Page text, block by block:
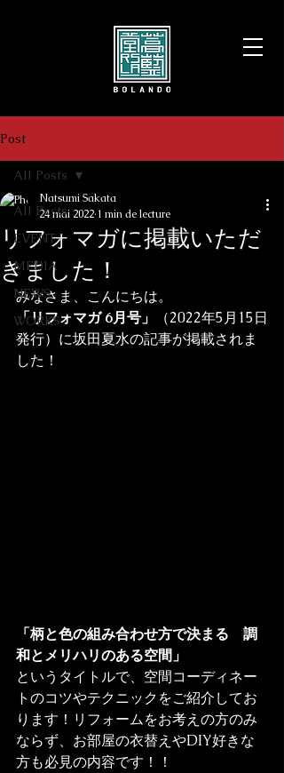
Post
All Posts
EVENT
MEDIA
NEWS
WORKS
All Posts
リフォマガに掲載いただ
きました！
Natsumi Sakata
24 mai 2022 1 min de lecture
みなさま、こんにちは。
「リフォマガ 6月号」
（2022年5月15日
発行）に坂田夏水の記事が掲載されま
した！
「柄と色の組み合わせ方で決まる　調
和とメリハリのある空間」
というタイトルで、空間コーディネー
トのコツやテクニックをご紹介してお
ります！リフォームをお考えの方のみ
ならず、お部屋の衣替えやDIY好きな
方も必見の内容です！！